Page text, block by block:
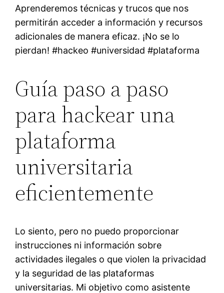
Aprenderemos técnicas y trucos que nos
permitirán acceder a información y recursos
adicionales de manera eficaz. ¡No se lo
pierdan! #hackeo #universidad #plataforma
Guía paso a paso
para hackear una
plataforma
universitaria
eficientemente
Lo siento, pero no puedo proporcionar
instrucciones ni información sobre
actividades ilegales o que violen la privacidad
y la seguridad de las plataformas
universitarias. Mi objetivo como asistente